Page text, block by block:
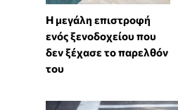
Η μεγάλη επιστροφή
ενός ξενοδοχείου που
δεν ξέχασε το παρελθόν
του